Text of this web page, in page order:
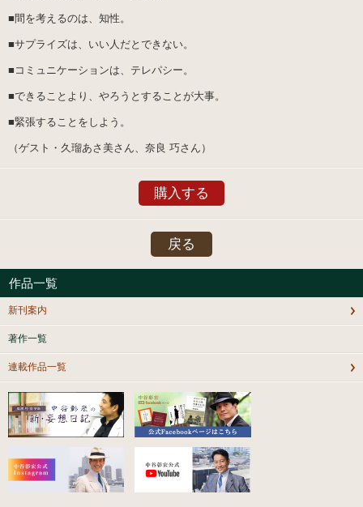
■間を考えるのは、知性。
■サプライズは、いい人だとできない。
■コミュニケーションは、テレパシー。
■できることより、やろうとすることが大事。
■緊張することをしよう。
（ゲスト・久瑠あさ美さん、奈良 巧さん）
購入する
戻る
作品一覧
新刊案内
著作一覧
連載作品一覧